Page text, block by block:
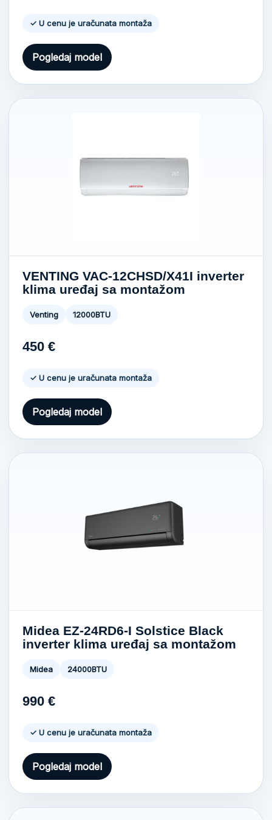
✓ U cenu je uračunata montaža
Pogledaj model
VENTING VAC-12CHSD/X41I inverter
klima uređaj sa montažom
Venting 12000BTU
450 €
✓ U cenu je uračunata montaža
Pogledaj model
Midea EZ-24RD6-I Solstice Black
inverter klima uređaj sa montažom
Midea 24000BTU
990 €
✓ U cenu je uračunata montaža
Pogledaj model